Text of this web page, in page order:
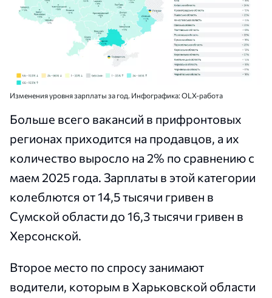
Изменения уровня зарплаты за год. Инфографика: OLX-работа
Больше всего вакансий в прифронтовых
регионах приходится на продавцов, а их
количество выросло на 2% по сравнению с
маем 2025 года. Зарплаты в этой категории
колеблются от 14,5 тысячи гривен в
Сумской области до 16,3 тысячи гривен в
Херсонской.
Второе место по спросу занимают
водители, которым в Харьковской области